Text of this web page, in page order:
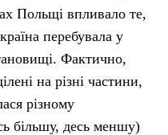
Польщі впливало те,
перебувала у
Фактично,
на різні частини,
різному
більшу, десь меншу)